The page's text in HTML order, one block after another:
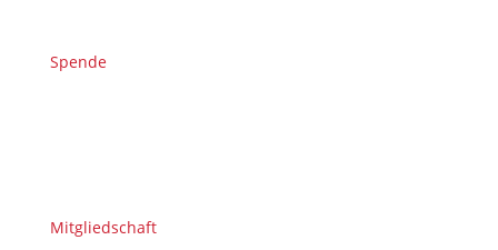
Spende
Mitgliedschaft